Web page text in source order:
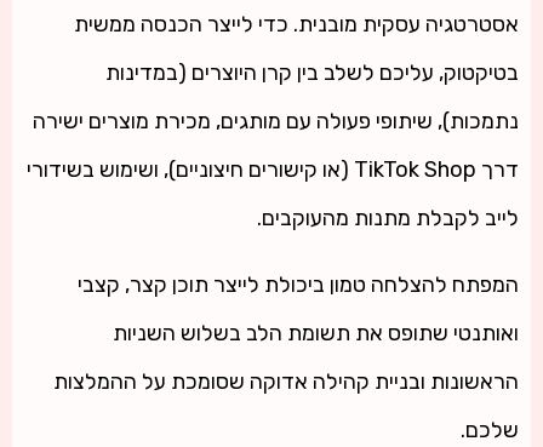
אסטרטגיה עסקית מובנית. כדי לייצר הכנסה ממשית
בטיקטוק, עליכם לשלב בין קרן היוצרים (במדינות
נתמכות), שיתופי פעולה עם מותגים, מכירת מוצרים ישירה
דרך TikTok Shop (או קישורים חיצוניים), ושימוש בשידורי
לייב לקבלת מתנות מהעוקבים.
המפתח להצלחה טמון ביכולת לייצר תוכן קצר, קצבי
ואותנטי שתופס את תשומת הלב בשלוש השניות
הראשונות ובניית קהילה אדוקה שסומכת על ההמלצות
שלכם.